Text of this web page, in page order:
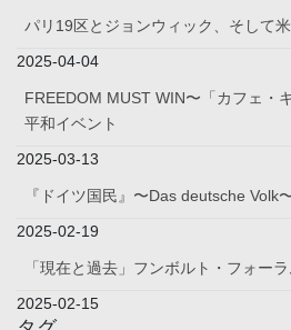
パリ19区とジョンウィック、そして
2025-04-04
FREEDOM MUST WIN〜「カフェ・
平和イベント
2025-03-13
『ドイツ国民』〜Das deutsche Volk
2025-02-19
「現在と過去」フンボルト・フォー
2025-02-15